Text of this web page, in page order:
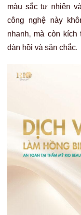
màu sắc tự nhiên
công nghệ này
nhanh, mà còn
đàn hồi và săn chắc.